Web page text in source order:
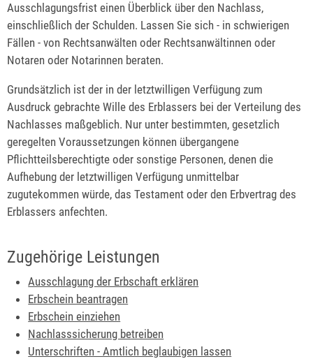
Ausschlagungsfrist einen Überblick über den Nachlass,
einschließlich der Schulden. Lassen Sie sich - in schwierigen
Fällen - von Rechtsanwälten oder Rechtsanwältinnen oder
Notaren oder Notarinnen beraten.
Grundsätzlich ist der in der letztwilligen Verfügung zum
Ausdruck gebrachte Wille des Erblassers bei der Verteilung des
Nachlasses maßgeblich. Nur unter bestimmten, gesetzlich
geregelten Voraussetzungen können übergangene
Pflichtteilsberechtigte oder sonstige Personen, denen die
Aufhebung der letztwilligen Verfügung unmittelbar
zugutekommen würde, das Testament oder den Erbvertrag des
Erblassers anfechten.
Zugehörige Leistungen
Ausschlagung der Erbschaft erklären
Erbschein beantragen
Erbschein einziehen
Nachlasssicherung betreiben
Unterschriften - Amtlich beglaubigen lassen